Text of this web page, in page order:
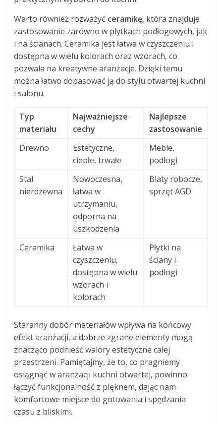
Warto również rozważyć ceramikę, która znajduje
zastosowanie zarówno w płytkach podłogowych, jak
i na ścianach. Ceramika jest łatwa w czyszczeniu i
dostępna w wielu kolorach oraz wzorach, co
pozwala na kreatywne aranżacje. Dzięki temu
można łatwo dopasować ją do stylu otwartej kuchni
i salonu.
Typ
materiału
Najważniejsze
cechy
Najlepsze
zastosowanie
Drewno
Estetyczne,
ciepłe, trwałe
Meble,
podłogi
Stal
nierdzewna
Nowoczesna,
łatwa w
utrzymaniu,
odporna na
uszkodzenia
Blaty robocze,
sprzęt AGD
Ceramika
Łatwa w
czyszczeniu,
dostępna w wielu
wzorach i
kolorach
Płytki na
ściany i
podłogi
Staranny dobór materiałów wpływa na końcowy
efekt aranżacji, a dobrze zgrane elementy mogą
znacząco podnieść walory estetyczne całej
przestrzeni. Pamiętajmy, że to, co pragniemy
osiągnąć w aranżacji kuchni otwartej, powinno
łączyć funkcjonalność z pięknem, dając nam
komfortowe miejsce do gotowania i spędzania
czasu z bliskimi.